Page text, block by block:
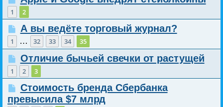
1 2
А вы ведёте торговый журнал?
1 … 32 33 34 35
Отличие бычьей свечки от растущей
1 2 3
Стоимость бренда Сбербанка
превысила $7 млрд